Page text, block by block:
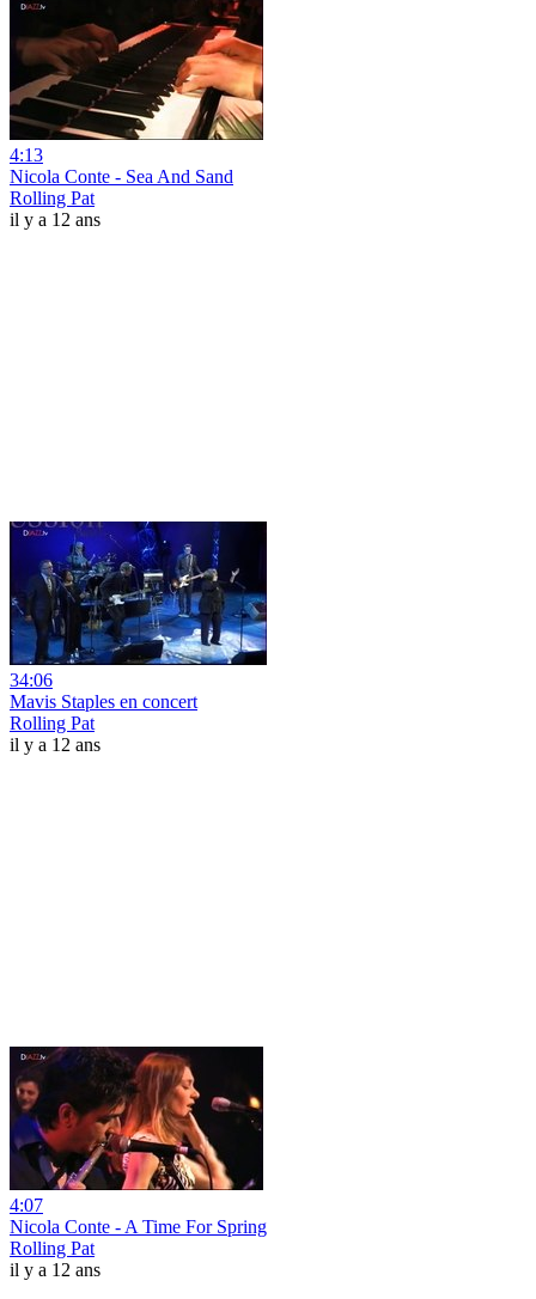
4:13
Nicola Conte - Sea And Sand
Rolling Pat
il y a 12 ans
34:06
Mavis Staples en concert
Rolling Pat
il y a 12 ans
4:07
Nicola Conte - A Time For Spring
Rolling Pat
il y a 12 ans